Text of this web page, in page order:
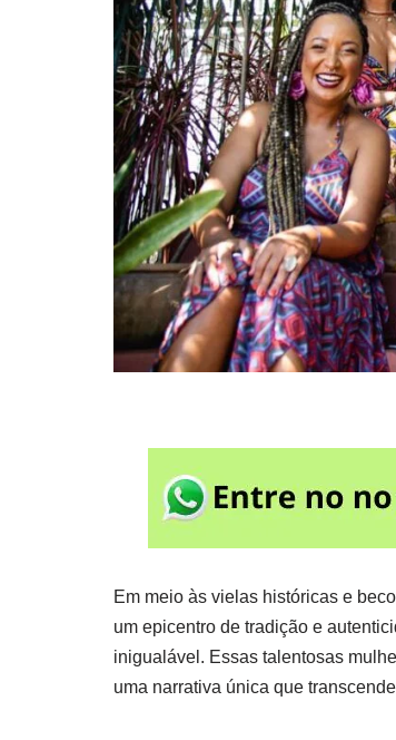
Em meio às vielas históricas e
um epicentro de tradição e
inigualável. Essas talentosas
uma narrativa única que